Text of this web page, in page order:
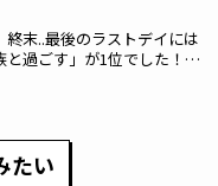
終末..最後のラストデイには
と過ごす」が1位でした！～
たい